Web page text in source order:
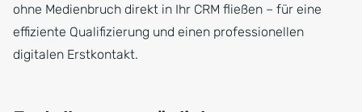
ohne Medienbruch direkt in Ihr CRM fließen – für eine
effiziente Qualifizierung und einen professionellen
digitalen Erstkontakt.